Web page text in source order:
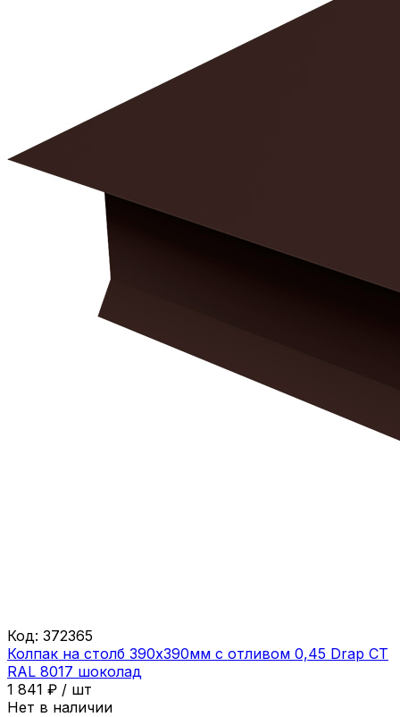
Код: 372365
Колпак на столб 390х390мм с отливом 0,45 Drap СТ
RAL 8017 шоколад
1 841 ₽ / шт
Нет в наличии